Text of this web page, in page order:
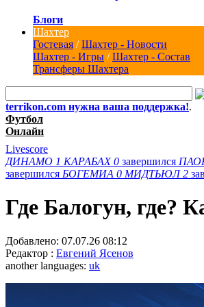
Блоги
Шахтер
Гостевая /Шахтер - Новости
Шахтер - Игры /Шахтер - Состав
Трансферы Шахтера
terrikon.com нужна ваша поддержка!.
Футбол
Онлайн
Livescore
ДИНАМО 1 КАРАБАХ 0 завершился
завершился БОГЕМИА 0 МИДТЬЮЛ 2
Где Балогун, где?
Добавлено: 07.07.26 08:12
Редактор : Евгений Ясенов
another languages: uk